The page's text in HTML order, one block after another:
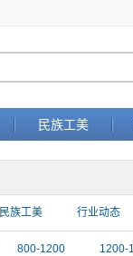
民族工美
民族工美 行业动态
800-1200 1200-